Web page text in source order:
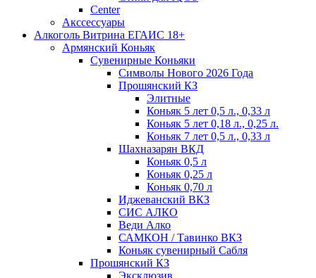
Сenter
Акссессуары
Алкоголь Витрина ЕГАИС 18+
Армянский Коньяк
Сувенирные Коньяки
Символы Нового 2026 Года
Прошянский КЗ
Элитные
Коньяк 5 лет 0,5 л., 0,33 л
Коньяк 5 лет 0,18 л., 0,25 л.
Коньяк 7 лет 0,5 л., 0,33 л
Шахназарян ВКД
Коньяк 0,5 л
Коньяк 0,25 л
Коньяк 0,70 л
Иджеванский ВКЗ
СИС АЛКО
Веди Алко
САМКОН / Тавинко ВКЗ
Коньяк сувенирный Сабля
Прошянский КЗ
Эксклюзив